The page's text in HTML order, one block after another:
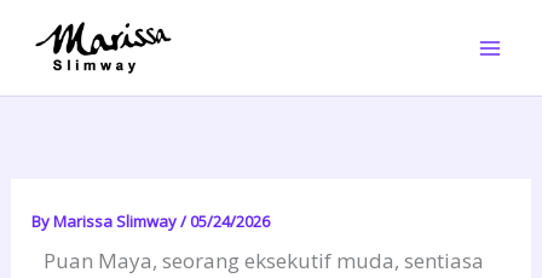
ByMarissa Slimway/05/24/2026
Puan Maya, seorang eksekutif muda, sentiasa